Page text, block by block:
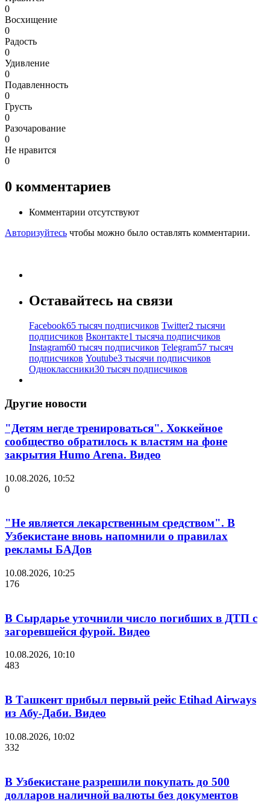
0
Восхищение
0
Радость
0
Удивление
0
Подавленность
0
Грусть
0
Разочарование
0
Не нравится
0
0 комментариев
Комментарии отсутствуют
Авторизуйтесь чтобы можно было оставлять комментарии.
Оставайтесь на связи
Facebook65 тысяч подписчиков Twitter2 тысячи
подписчиков Вконтакте1 тысяча подписчиков
Instagram60 тысяч подписчиков Telegram57 тысяч
подписчиков Youtube3 тысячи подписчиков
Одноклассники30 тысяч подписчиков
Другие новости
"Детям негде тренироваться". Хоккейное
сообщество обратилось к властям на фоне
закрытия Humo Arena. Видео
10.08.2026, 10:52
0
"Не является лекарственным средством". В
Узбекистане вновь напомнили о правилах
рекламы БАДов
10.08.2026, 10:25
176
В Сырдарье уточнили число погибших в ДТП с
загоревшейся фурой. Видео
10.08.2026, 10:10
483
В Ташкент прибыл первый рейс Etihad Airways
из Абу-Даби. Видео
10.08.2026, 10:02
332
В Узбекистане разрешили покупать до 500
долларов наличной валюты без документов